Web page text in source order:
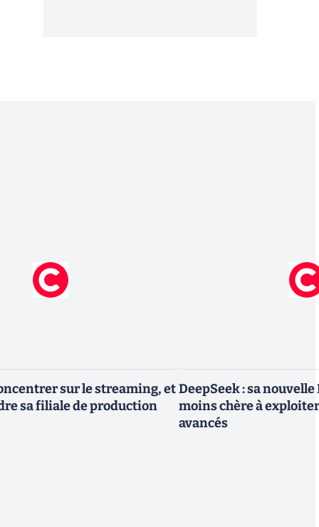
sur le streaming, et
sa filiale de production
DeepSeek : sa
moins chère à
avancés